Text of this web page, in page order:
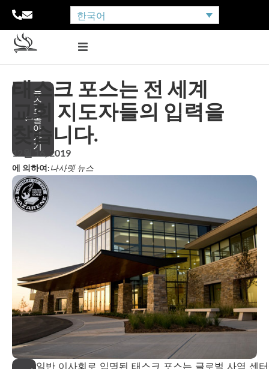
한국어
뉴
스
로
돌
아
가
기
태스크 포스는 전 세계
교회 지도자들의 입력을
찾습니다.
12월 16, 2019
에 의하여:나사렛 뉴스
일반 이사회로 임명된 태스크 포스는 글로벌 사역 센